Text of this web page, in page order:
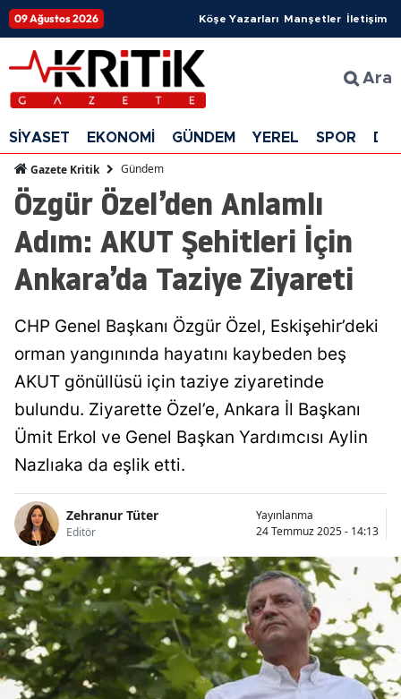
09 Ağustos 2026 Köşe Yazarları Manşetler İletişim
Ara
SİYASET EKONOMİ GÜNDEM YEREL SPOR
Gazete Kritik Gündem
Özgür Özel’den Anlamlı
Adım: AKUT Şehitleri İçin
Ankara’da Taziye Ziyareti
CHP Genel Başkanı Özgür Özel, Eskişehir’deki
orman yangınında hayatını kaybeden beş
AKUT gönüllüsü için taziye ziyaretinde
bulundu. Ziyarette Özel’e, Ankara İl Başkanı
Ümit Erkol ve Genel Başkan Yardımcısı Aylin
Nazlıaka da eşlik etti.
Zehranur Tüter
Editör
Yayınlanma
24 Temmuz 2025 - 14:13